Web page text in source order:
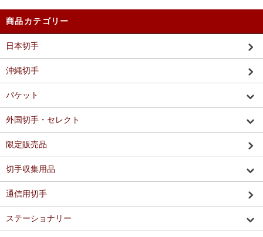
商品カテゴリー
日本切手
沖縄切手
パケット
外国切手・セレクト
限定販売品
切手収集用品
通信用切手
ステーショナリー